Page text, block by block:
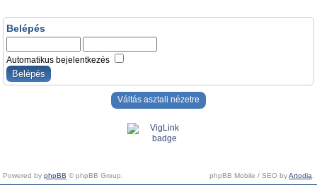
Belépés
Automatikus bejelentkezés
Váltás asztali nézetre
Powered by phpBB © phpBB Group. phpBB Mobile / SEO byArtodia.